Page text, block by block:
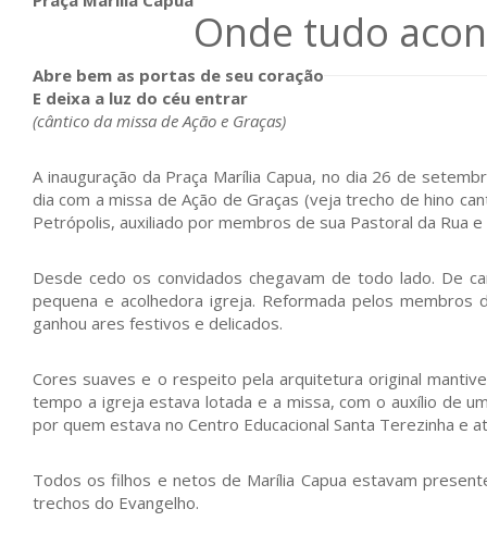
Onde tudo
Abre bem as portas de seu coração
E deixa a luz do céu entrar
(cântico da missa de Ação e Graças)
A inauguração da Praça Marília Capua, no dia 26 de
dia com a missa de Ação de Graças (veja trecho de hino
Petrópolis, auxiliado por membros de sua Pastoral da Rua e
Desde cedo os convidados chegavam de todo lado. De
pequena e acolhedora igreja. Reformada pelos
ganhou ares festivos e delicados.
Cores suaves e o respeito pela arquitetura original
tempo a igreja estava lotada e a missa, com o auxílio de
por quem estava no Centro Educacional Santa Terezinha e
Todos os filhos e netos de Marília Capua estavam
trechos do Evangelho.